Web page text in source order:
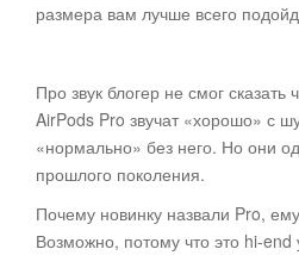
размера вам лучше всего
Про звук блогер не смог сказать
AirPods Pro звучат «хорошо» с
«нормально» без него. Но они
прошлого поколения.
Почему новинку назвали Pro,
Возможно, потому что это hi-end